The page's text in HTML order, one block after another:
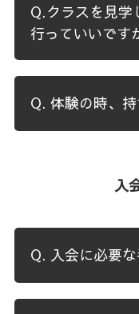
Q.クラスを見学
行っていいです
Q. 体験の時、
入
Q. 入会に必要な